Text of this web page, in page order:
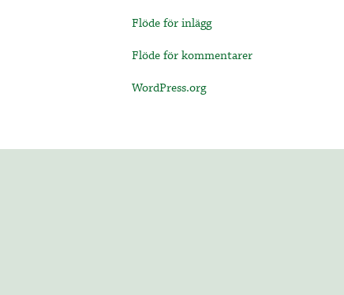
Flöde för inlägg
Flöde för kommentarer
WordPress.org